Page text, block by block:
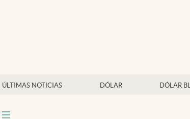
ÚLTIMAS NOTICIAS DÓLAR DÓLAR
Mercados Online